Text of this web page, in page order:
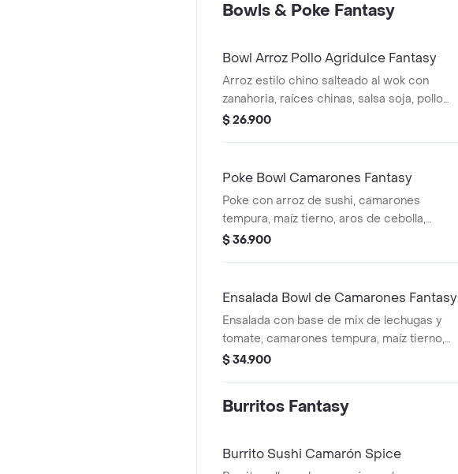
Bowls & Poke Fantasy
Bowl Arroz Pollo Agridulce Fantasy
Arroz estilo chino salteado al wok con
zanahoria, raíces chinas, salsa soja, pollo
crunch bañado en salsa agridulce,
$ 26.900
Poke Bowl Camarones Fantasy
Poke con arroz de sushi, camarones
tempura, maíz tierno, aros de cebolla,
aguacate, zanahoria, cebollín y salsa de la
$ 36.900
Ensalada Bowl de Camarones Fantasy
Ensalada con base de mix de lechugas y
tomate, camarones tempura, maíz tierno,
aros de cebolla, aguacate, zanahoria,
$ 34.900
Burritos Fantasy
Burrito Sushi Camarón Spice